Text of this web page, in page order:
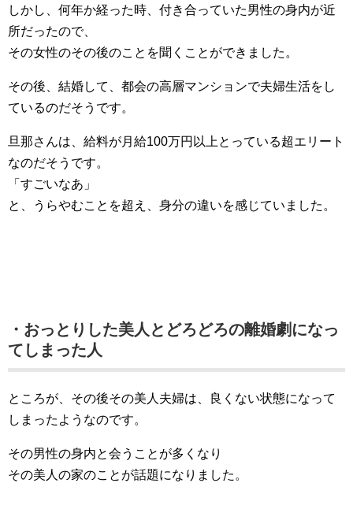
しかし、何年か経った時、付き合っていた男性の身内が近
所だったので、
その女性のその後のことを聞くことができました。
その後、結婚して、都会の高層マンションで夫婦生活をし
ているのだそうです。
旦那さんは、給料が月給100万円以上とっている超エリート
なのだそうです。
「すごいなあ」
と、うらやむことを超え、身分の違いを感じていました。
・おっとりした美人とどろどろの離婚劇になっ
てしまった人
ところが、その後その美人夫婦は、良くない状態になって
しまったようなのです。
その男性の身内と会うことが多くなり
その美人の家のことが話題になりました。